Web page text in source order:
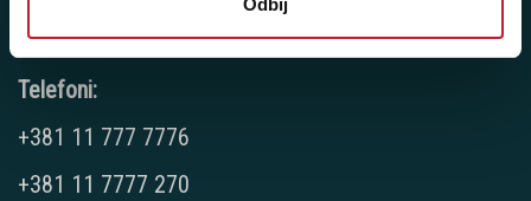
Odbij
Novi Beograd - Milutina Milankovića 120D
Telefoni:
+381 11 777 7776
+381 11 7777 270